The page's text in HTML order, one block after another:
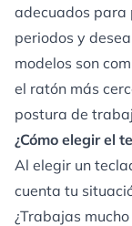
adecuados para
periodos y
modelos son
el ratón más
postura de
¿Cómo elegir el
Al elegir un
cuenta tu
¿Trabajas